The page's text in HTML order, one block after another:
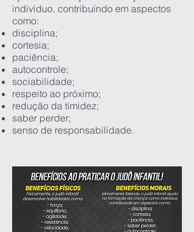
indivíduo, contribuindo em aspectos
como:
disciplina;
cortesia;
paciência;
autocontrole;
sociabilidade;
respeito ao próximo;
redução da timidez;
saber perder;
senso de responsabilidade.